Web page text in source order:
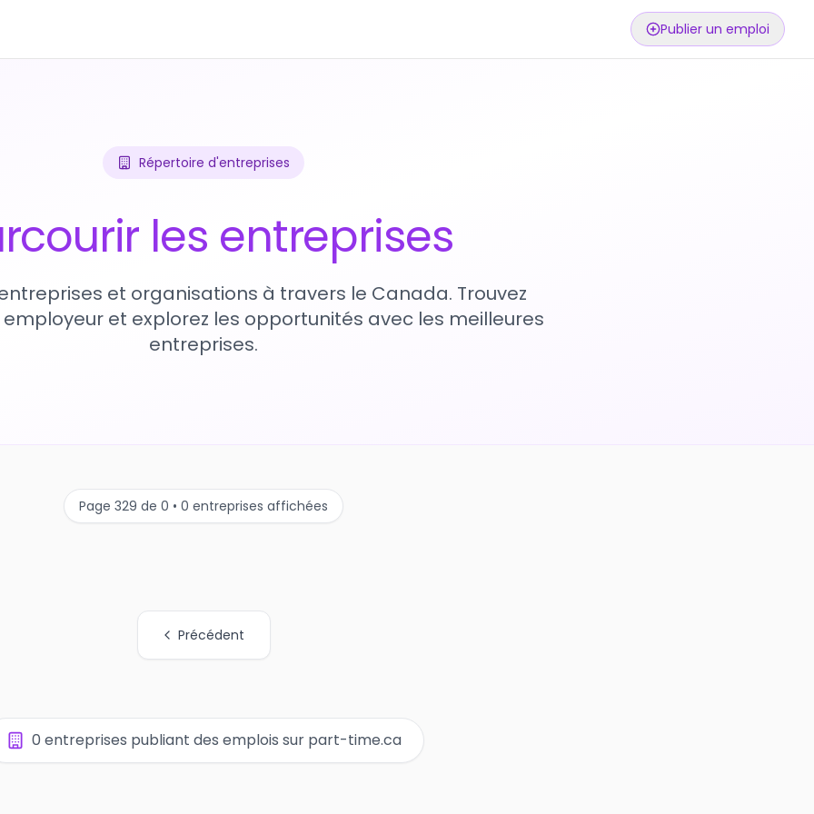
Publier un emploi
Répertoire d'entreprises
les entreprises
et organisations à travers le Canada. Trouvez
et explorez les opportunités avec les meilleures
entreprises.
Page 329 de 0 • 0 entreprises affichées
Précédent
0 entreprises publiant des emplois sur part-time.ca